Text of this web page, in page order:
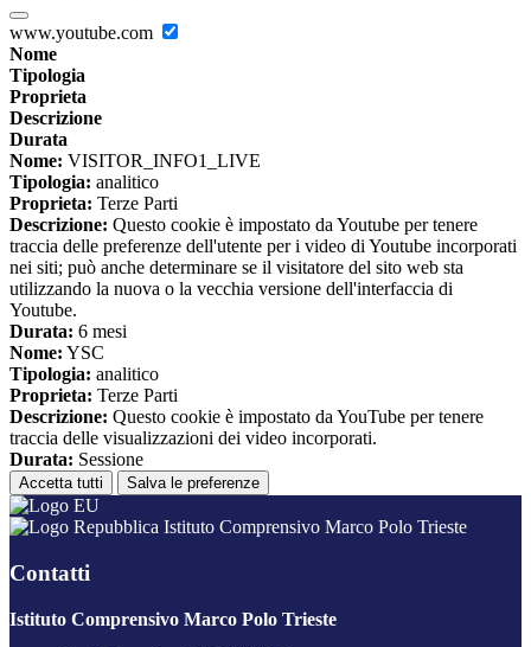
www.youtube.com
Nome
Tipologia
Proprieta
Descrizione
Durata
Nome: VISITOR_INFO1_LIVE
Tipologia: analitico
Proprieta: Terze Parti
Descrizione: Questo cookie è impostato da Youtube per tenere
traccia delle preferenze dell'utente per i video di Youtube incorporati
nei siti; può anche determinare se il visitatore del sito web sta
utilizzando la nuova o la vecchia versione dell'interfaccia di
Youtube.
Durata: 6 mesi
Nome: YSC
Tipologia: analitico
Proprieta: Terze Parti
Descrizione: Questo cookie è impostato da YouTube per tenere
traccia delle visualizzazioni dei video incorporati.
Durata: Sessione
Accetta tutti Salva le preferenze
Istituto Comprensivo Marco Polo Trieste
Contatti
Istituto Comprensivo Marco Polo Trieste